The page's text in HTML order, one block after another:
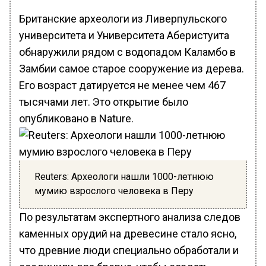
Британские археологи из Ливерпульского
университета и Университета Аберистуита
обнаружили рядом с водопадом Каламбо в
Замбии самое старое сооружение из дерева.
Его возраст датируется не менее чем 467
тысячами лет. Это открытие было
опубликовано в Nature.
Reuters: Археологи нашли 1000-летнюю
мумию взрослого человека в Перу
По результатам экспертного анализа следов
каменных орудий на древесине стало ясно,
что древние люди специально обработали и